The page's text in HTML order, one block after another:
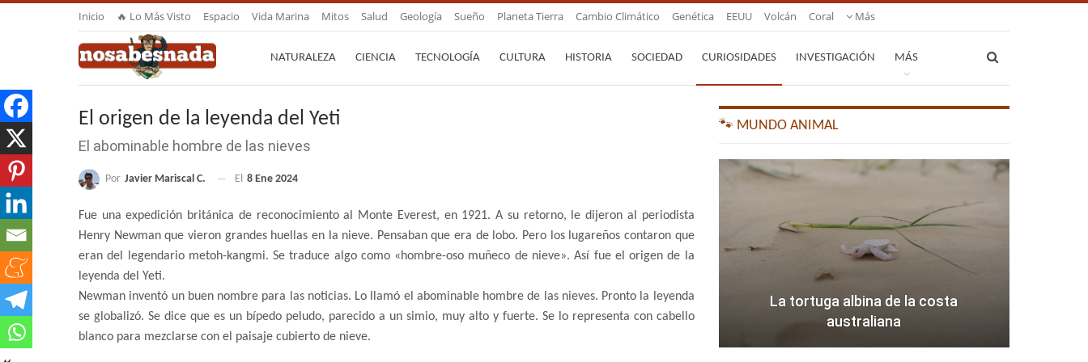
Inicio 🔥 Lo Más Visto Espacio Vida Marina Mitos Salud Geología Sueño Planeta Tierra Cambio Climático Genética EEUU Volcán Coral Más
NATURALEZA CIENCIA TECNOLOGÍA CULTURA HISTORIA SOCIEDAD CURIOSIDADES INVESTIGACIÓN MÁS
El origen de la leyenda del Yeti
El abominable hombre de las nieves
Por Javier Mariscal C. El 8 Ene 2024
Fue una expedición británica de reconocimiento al Monte Everest, en 1921. A su retorno, le dijeron al periodista
Henry Newman que vieron grandes huellas en la nieve. Pensaban que era de lobo. Pero los lugareños contaron que
eran del legendario metoh-kangmi. Se traduce algo como «hombre-oso muñeco de nieve». Así fue el origen de la
leyenda del Yeti.
Newman inventó un buen nombre para las noticias. Lo llamó el abominable hombre de las nieves. Pronto la leyenda
se globalizó. Se dice que es un bípedo peludo, parecido a un simio, muy alto y fuerte. Se lo representa con cabello
blanco para mezclarse con el paisaje cubierto de nieve.
🐾 MUNDO ANIMAL
La tortuga albina de la costa
australiana